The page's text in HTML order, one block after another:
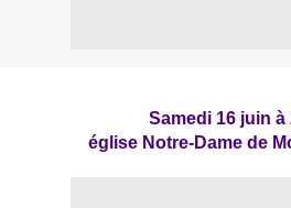
Samedi 16 juin à
église Notre-Dame de